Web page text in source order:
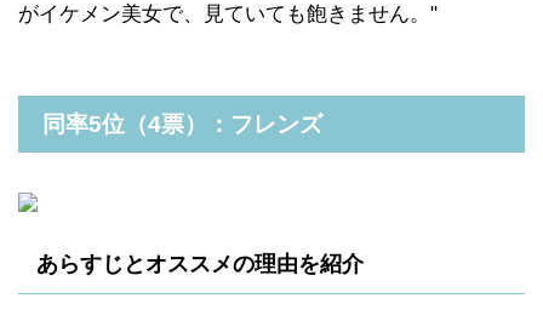
がイケメン美女で、見ていても飽きません。"
同率5位（4票）：フレンズ
あらすじとオススメの理由を紹介